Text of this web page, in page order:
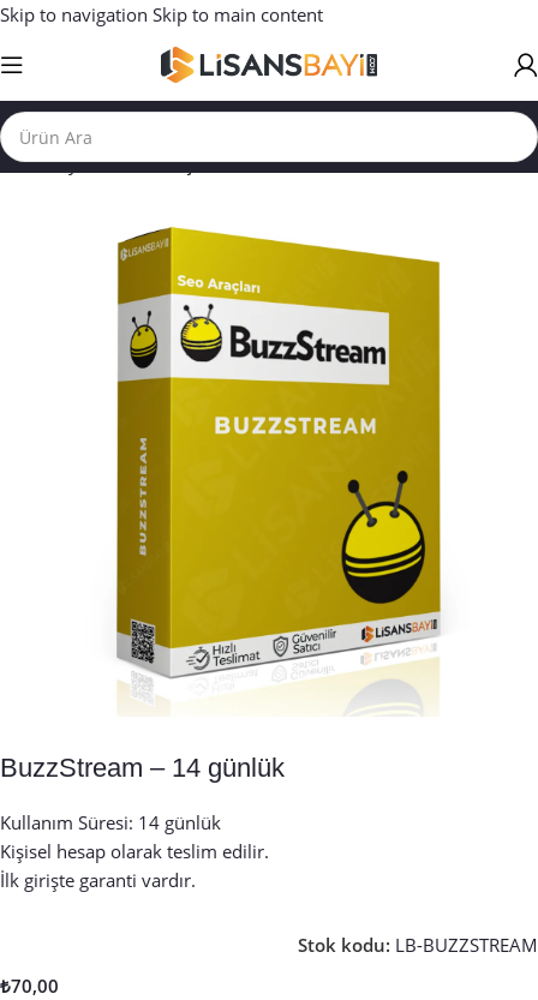
Skip to navigation Skip to main content
Ana Sayfa/ SEO ARAÇLARI
BuzzStream – 14 günlük
Kullanım Süresi: 14 günlük
Kişisel hesap olarak teslim edilir.
İlk girişte garanti vardır.
Stok kodu: LB-BUZZSTREAM
₺70,00